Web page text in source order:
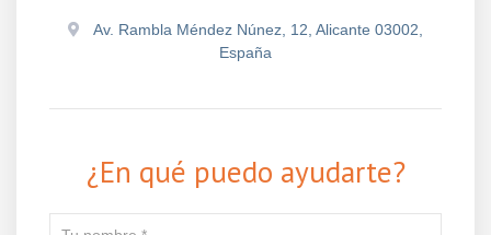
Av. Rambla Méndez Núnez, 12, Alicante 03002,
España
¿En qué puedo ayudarte?